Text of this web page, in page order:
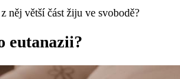
něj větší část žiju ve svobodě?
eutanazii?